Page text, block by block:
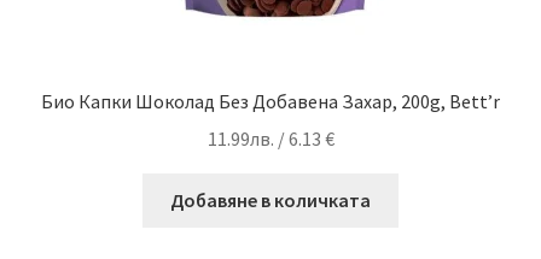
Био Капки Шоколад Без Добавена Захар, 200g, Bett’r
11.99лв. / 6.13 €
Добавяне в количката